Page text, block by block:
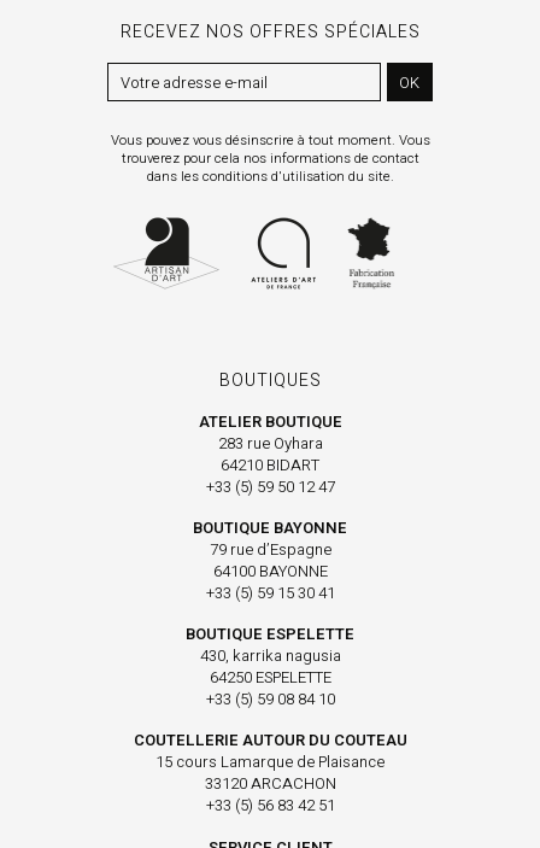
RECEVEZ NOS OFFRES SPÉCIALES
OK
Vous pouvez vous désinscrire à tout moment. Vous
trouverez pour cela nos informations de contact
dans les conditions d'utilisation du site.
BOUTIQUES
ATELIER BOUTIQUE
283 rue Oyhara
64210 BIDART
+33 (5) 59 50 12 47
BOUTIQUE BAYONNE
79 rue d’Espagne
64100 BAYONNE
+33 (5) 59 15 30 41
BOUTIQUE ESPELETTE
430, karrika nagusia
64250 ESPELETTE
+33 (5) 59 08 84 10
COUTELLERIE AUTOUR DU COUTEAU
15 cours Lamarque de Plaisance
33120 ARCACHON
+33 (5) 56 83 42 51